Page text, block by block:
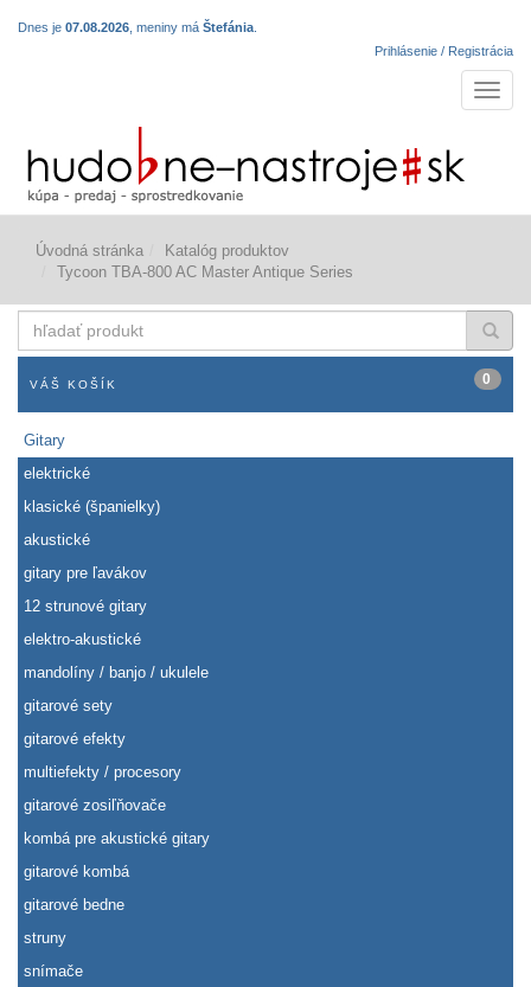
Dnes je 07.08.2026 , meniny má Štefánia
Prihlásenie / Registrácia
Úvodná stránka
Katalóg produktov
Tycoon TBA-800 AC Master Antique Series
produkt
VÁŠ KOŠÍK 0
Gitary
elektrické
klasické (španielky)
akustické
gitary pre ľavákov
12 strunové gitary
elektro-akustické
mandolíny / banjo / ukulele
gitarové sety
gitarové efekty
multiefekty / procesory
gitarové zosiľňovače
kombá pre akustické gitary
gitarové kombá
gitarové bedne
struny
snímače